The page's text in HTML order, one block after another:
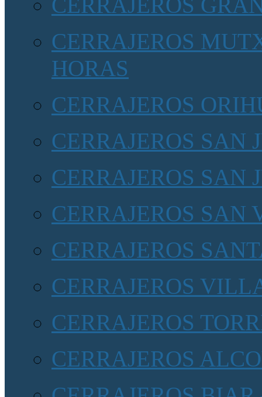
CERRAJEROS
HORAS
CERRAJEROS
CERRAJEROS SAN
CERRAJEROS SAN
CERRAJEROS SAN
CERRAJEROS
CERRAJEROS
CERRAJEROS
CERRAJEROS